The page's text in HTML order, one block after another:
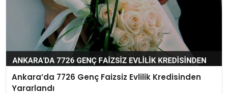
Ankara’da 7726 Genç Faizsiz Evlilik Kredisinden
Yararlandı